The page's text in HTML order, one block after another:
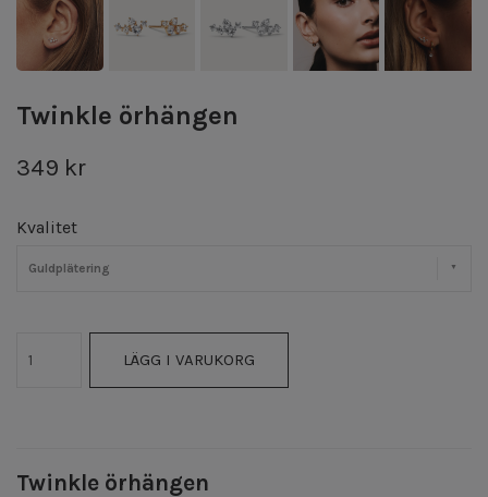
Twinkle örhängen
349 kr
Kvalitet
Guldplätering
LÄGG I VARUKORG
Twinkle örhängen